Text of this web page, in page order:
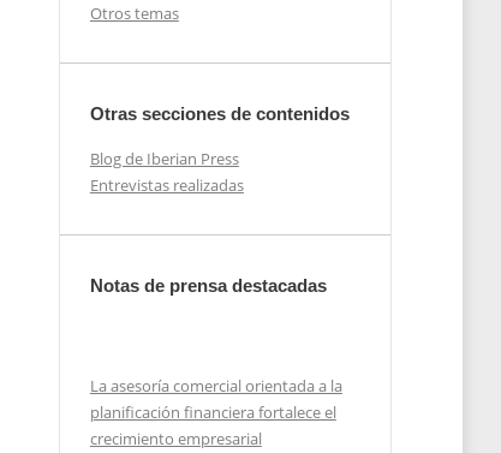
Otros temas
Otras secciones de contenidos
Blog de Iberian Press
Entrevistas realizadas
Notas de prensa destacadas
La asesoría comercial orientada a la
planificación financiera fortalece el
crecimiento empresarial